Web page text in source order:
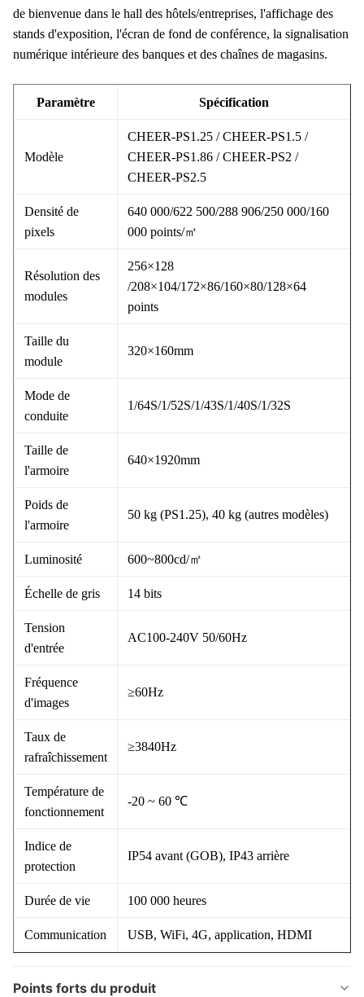
de bienvenue dans le hall des hôtels/entreprises, l'affichage des
stands d'exposition, l'écran de fond de conférence, la signalisation
numérique intérieure des banques et des chaînes de magasins.
Paramètre Spécification
Modèle
CHEER-PS1.25 / CHEER-PS1.5 /
CHEER-PS1.86 / CHEER-PS2 /
CHEER-PS2.5
Densité de
pixels
640 000/622 500/288 906/250 000/160
000 points/㎡
Résolution des
modules
256×128
/208×104/172×86/160×80/128×64
points
Taille du
module
320×160mm
Mode de
conduite
1/64S/1/52S/1/43S/1/40S/1/32S
Taille de
l'armoire
640×1920mm
Poids de
l'armoire
50 kg (PS1.25), 40 kg (autres modèles)
Luminosité 600~800cd/㎡
Échelle de gris 14 bits
Tension
d'entrée
AC100-240V 50/60Hz
Fréquence
d'images
≥60Hz
Taux de
rafraîchissement
≥3840Hz
Température de
fonctionnement
-20 ~ 60 ℃
Indice de
protection
IP54 avant (GOB), IP43 arrière
Durée de vie 100 000 heures
Communication USB, WiFi, 4G, application, HDMI
Points forts du produit